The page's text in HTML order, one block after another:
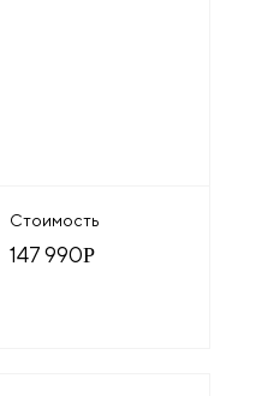
Стоимость
147 990Р